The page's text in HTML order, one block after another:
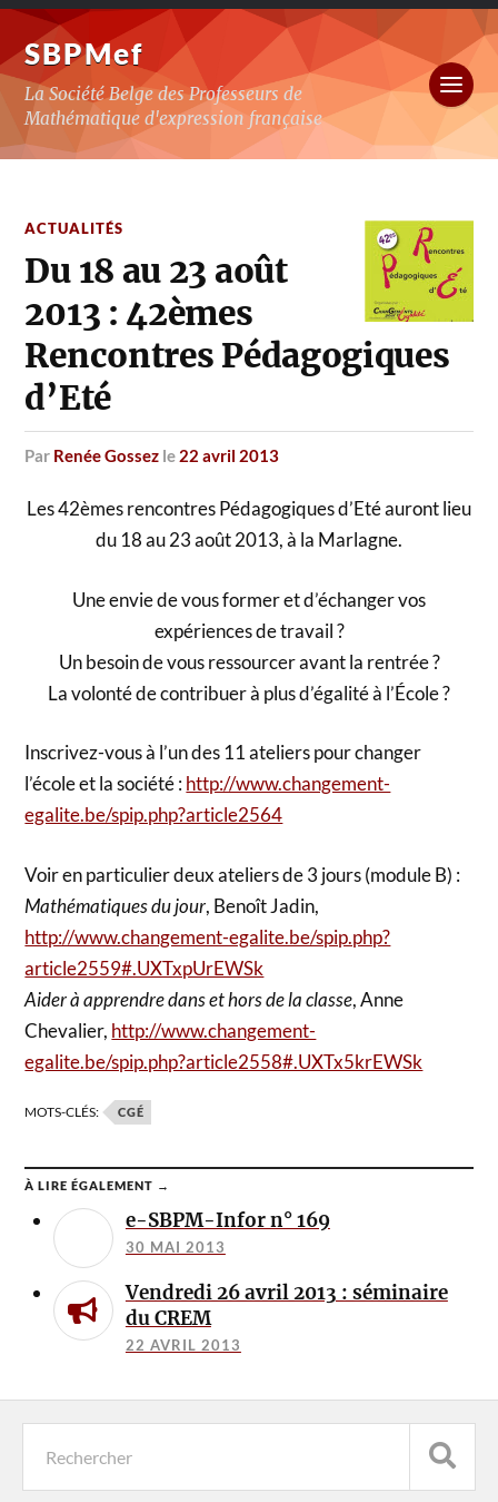
SBPMef
La Société Belge des Professeurs de
Mathématique d'expression française
ACTUALITÉS
Du 18 au 23 août
2013 : 42èmes
Rencontres Pédagogiques
d’Eté
par Renée Gossez le 22 avril 2013
Les 42èmes rencontres Pédagogiques d’Eté auront lieu
du 18 au 23 août 2013, à la Marlagne.
Une envie de vous former et d’échanger vos
expériences de travail ?
Un besoin de vous ressourcer avant la rentrée ?
La volonté de contribuer à plus d’égalité à l’École ?
Inscrivez-vous à l’un des 11 ateliers pour changer
l’école et la société :http://www.changement-
egalite.be/spip.php?article2564
Voir en particulier deux ateliers de 3 jours (module B) :
Mathématiques du jour, Benoît Jadin,
http://www.changement-egalite.be/spip.php?
article2559#.UXTxpUrEWSk
Aider à apprendre dans et hors de la classe, Anne
Chevalier, http://www.changement-
egalite.be/spip.php?article2558#.UXTx5krEWSk
MOTS-CLÉS: CGÉ
À LIRE ÉGALEMENT →
e-SBPM-Infor n° 169
30 MAI 2013
Vendredi 26 avril 2013 : séminaire
du CREM
22 AVRIL 2013